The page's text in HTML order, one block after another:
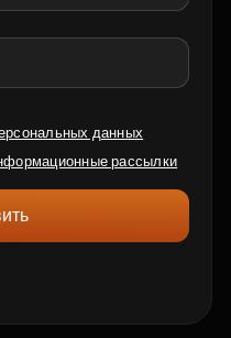
данных
рассылки